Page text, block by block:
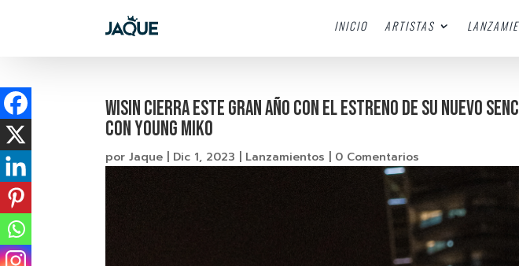
INICIO ARTISTAS
Wisin cierra este gran año con el estreno de su nuevo
con Young Miko
porJaque | Dic 1, 2023 | Lanzamientos | 0 Comentarios